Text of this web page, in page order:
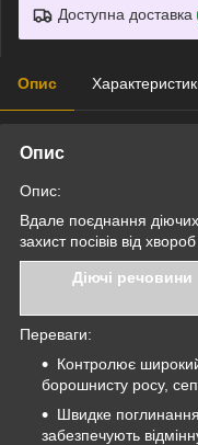
Доступна доставка
Опис
Опис
Опис:
Вдале поєднання
захист посівів від
Діючі речовини
Переваги:
Контролює
борошнисту росу,
Швидке
забезпечують